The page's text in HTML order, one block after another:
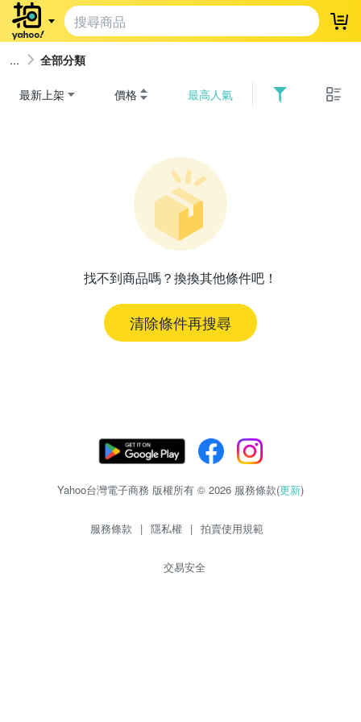
登
全部分類
最新上架 價格 最高人氣
找不到商品嗎？換換其他條件吧！
清除條件再搜尋
Yahoo台灣電子商務 版權所有 © 2026 服務條款(更新)
服務條款 | 隱私權 | 拍賣使用規範
交易安全